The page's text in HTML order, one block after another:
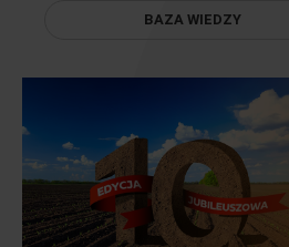
BAZA WIEDZY